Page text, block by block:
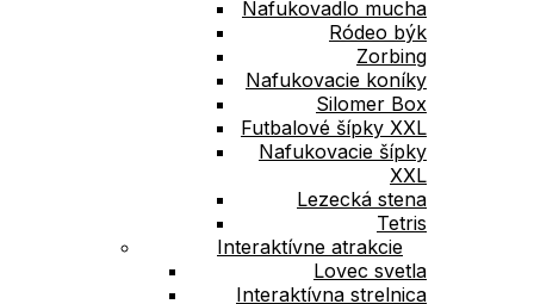
Nafukovadlo mucha
Ródeo býk
Zorbing
Nafukovacie koníky
Silomer Box
Futbalové šípky XXL
Nafukovacie šípky
XXL
Lezecká stena
Tetris
Interaktívne atrakcie
Lovec svetla
Interaktívna strelnica